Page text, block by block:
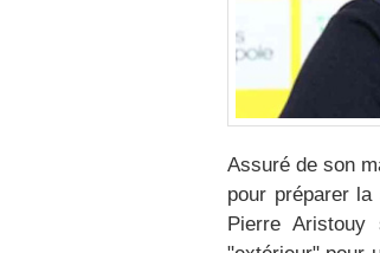
Assuré de son
pour préparer
Pierre Aristouy